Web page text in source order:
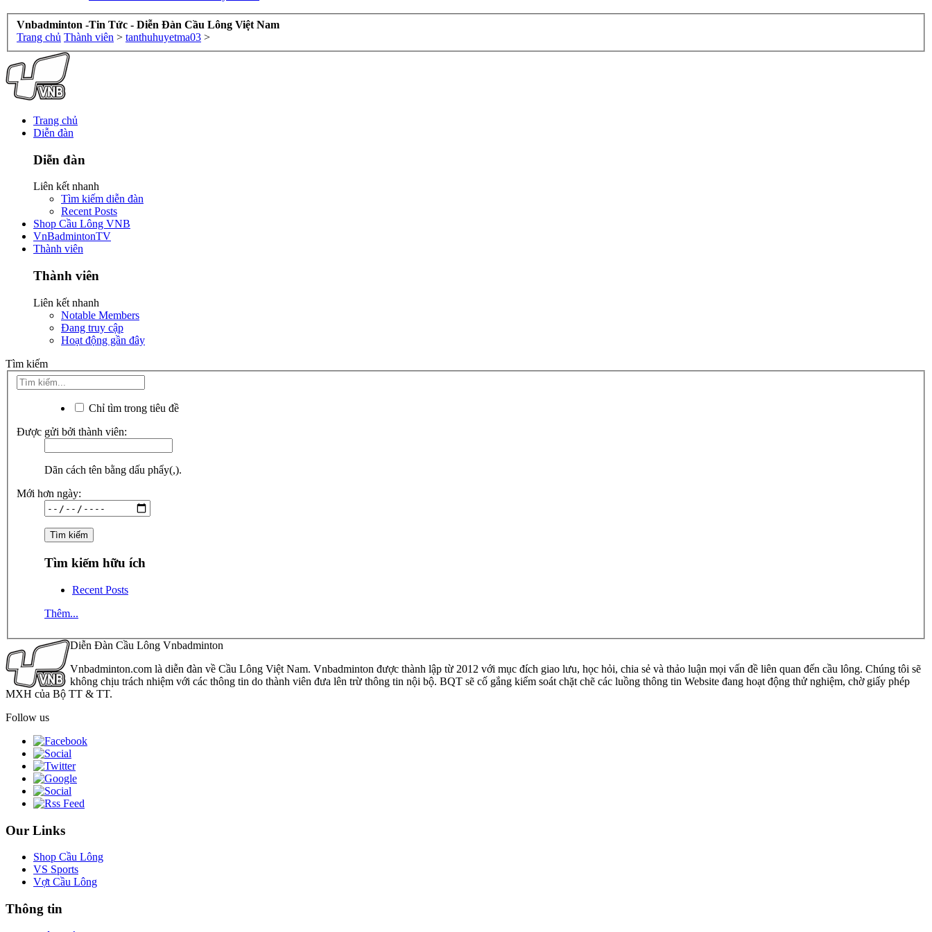
Vnbadminton -Tin Tức - Diễn Đàn Cầu Lông Việt Nam
Trang chủ Thành viên > tanthuhuyetma03 >
Trang chủ
Diễn đàn
Diễn đàn
Liên kết nhanh
Tìm kiếm diễn đàn
Recent Posts
Shop Cầu Lông VNB
VnBadmintonTV
Thành viên
Thành viên
Liên kết nhanh
Notable Members
Đang truy cập
Hoạt động gần đây
Tìm kiếm
Chỉ tìm trong tiêu đề
Được gửi bởi thành viên:
Dãn cách tên bằng dấu phẩy(,).
Mới hơn ngày:
Tìm kiếm hữu ích
Recent Posts
Thêm...
Diễn Đàn Cầu Lông Vnbadminton
Vnbadminton.com là diễn đàn về Cầu Lông Việt Nam. Vnbadminton được thành lập từ 2012 với mục đích giao lưu, học hỏi, chia sẻ và thảo luận mọi vấn đề liên quan đến cầu lông. Chúng tôi sẽ
không chịu trách nhiệm với các thông tin do thành viên đưa lên trừ thông tin nội bộ. BQT sẽ cố gắng kiểm soát chặt chẽ các luồng thông tin Website đang hoạt động thử nghiệm, chờ giấy phép
MXH của Bộ TT & TT.
Follow us
Our Links
Shop Cầu Lông
VS Sports
Vợt Cầu Lông
Thông tin